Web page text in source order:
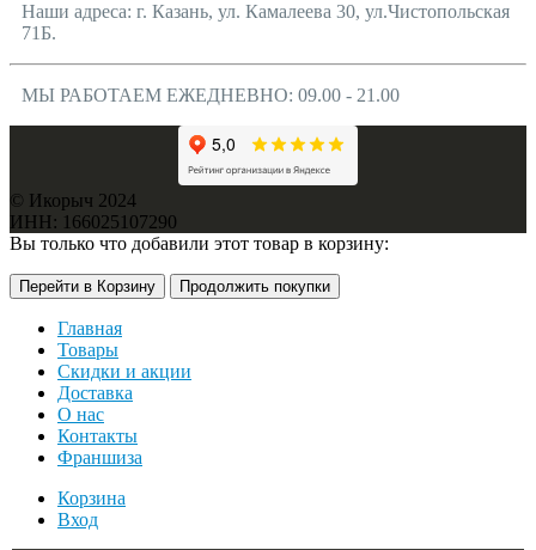
Наши адреса: г. Казань, ул. Камалеева 30, ул.Чистопольская
71Б.
МЫ РАБОТАЕМ ЕЖЕДНЕВНО: 09.00 - 21.00
© Икорыч 2024
ИНН: 166025107290
Вы только что добавили этот товар в корзину:
Перейти в Корзину Продолжить покупки
Главная
Товары
Скидки и акции
Доставка
О нас
Контакты
Франшиза
Корзина
Вход